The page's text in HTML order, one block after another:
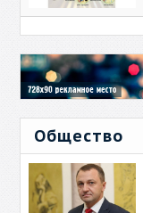
Общество